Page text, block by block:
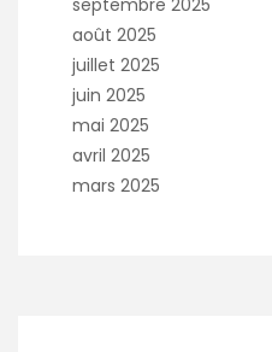
août 2025
juillet 2025
juin 2025
mai 2025
avril 2025
mars 2025